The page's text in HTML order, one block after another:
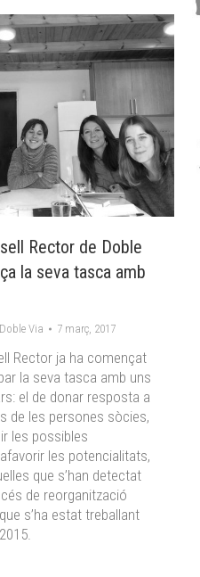
Rector de Doble
la seva tasca amb
Doble Via 7 març, 2017
Rector ja ha començat
la seva tasca amb uns
el de donar resposta a
de les persones sòcies,
les possibles
les potencialitats,
que s’han detectat
de reorganització
s’ha estat treballant